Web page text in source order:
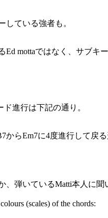
している強者も。
mottaではなく、サブキ
進行は下記の通り。
からEm7に4度進行して
弾いているMatti本人に
(scales) of the chords: